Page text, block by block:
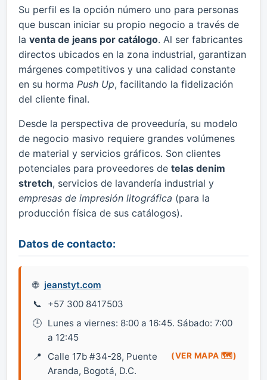
Su perfil es la opción número uno para personas
que buscan iniciar su propio negocio a través de
la venta de jeans por catálogo. Al ser fabricantes
directos ubicados en la zona industrial, garantizan
márgenes competitivos y una calidad constante
en su horma Push Up, facilitando la fidelización
del cliente final.
Desde la perspectiva de proveeduría, su modelo
de negocio masivo requiere grandes volúmenes
de material y servicios gráficos. Son clientes
potenciales para proveedores de telas denim
stretch, servicios de lavandería industrial y
empresas de impresión litográfica (para la
producción física de sus catálogos).
Datos de contacto:
jeanstyt.com
+57 300 8417503
Lunes a viernes: 8:00 a 16:45. Sábado: 7:00
a 12:45
Calle 17b #34-28, Puente
Aranda, Bogotá, D.C.
(VER MAPA 🗺️)